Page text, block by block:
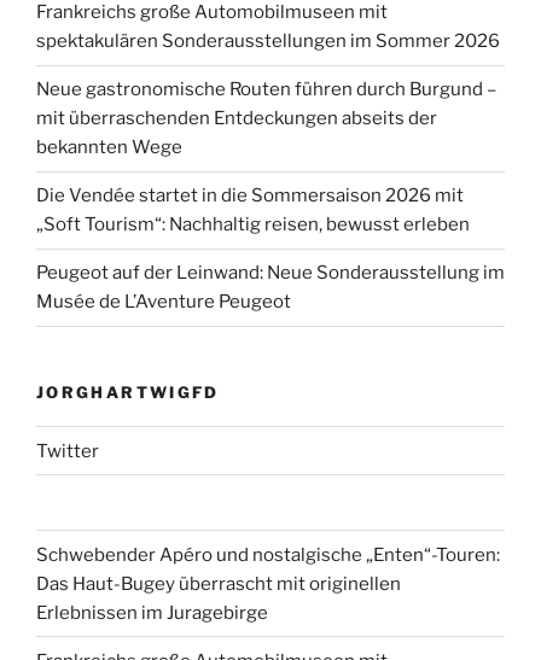
Frankreichs große Automobilmuseen mit
spektakulären Sonderausstellungen im Sommer 2026
Neue gastronomische Routen führen durch Burgund –
mit überraschenden Entdeckungen abseits der
bekannten Wege
Die Vendée startet in die Sommersaison 2026 mit
„Soft Tourism“: Nachhaltig reisen, bewusst erleben
Peugeot auf der Leinwand: Neue Sonderausstellung im
Musée de L’Aventure Peugeot
JORGHARTWIGFD
Twitter
Schwebender Apéro und nostalgische „Enten“-Touren:
Das Haut-Bugey überrascht mit originellen
Erlebnissen im Juragebirge